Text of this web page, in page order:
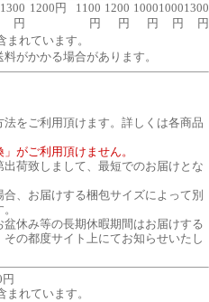
1300
円
1200円
1100
円
1200
円
1000
円
1000
円
1300
円
れています。
がかかる場合があります。
法をご利用頂けます。詳しくは各商品
がご利用頂けません。
荷致しまして、最短でのお届けとな
、お届けする梱包サイズによって別
休み等の長期休暇期間はお届けする
の都度サイト上にてお知らせいたし
れています。